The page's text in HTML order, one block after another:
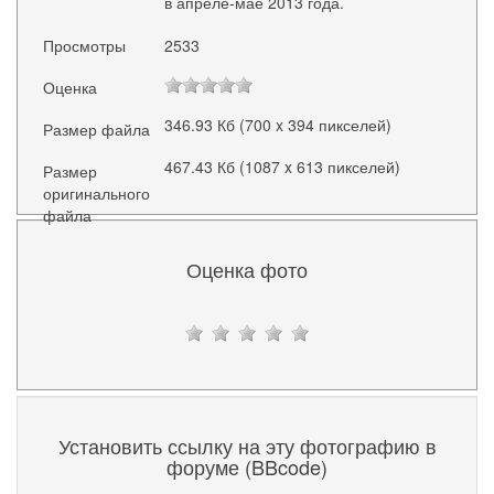
Просмотры
2533
Оценка
Размер файла
346.93 Кб (700 x 394 пикселей)
Размер
оригинального
файла
467.43 Кб (1087 x 613 пикселей)
Оценка фото
Установить ссылку на эту фотографию в
форуме (BBcode)